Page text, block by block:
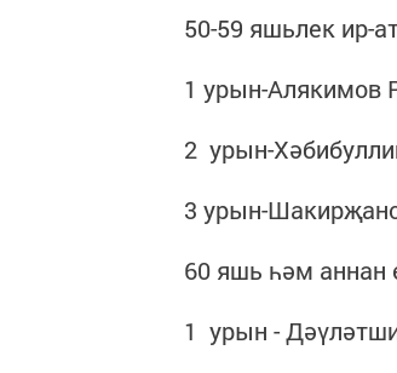
50-59 яшьлек ир-
1 урын-Алякимов
2 урын-
3 урын-
60 яшь һәм аннан
1 урын -